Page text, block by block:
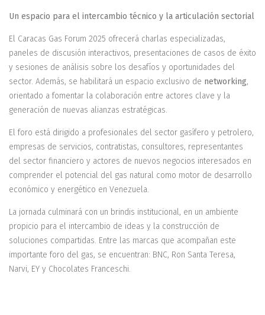
Un espacio para el intercambio técnico y la articulación sectorial
El Caracas Gas Forum 2025 ofrecerá charlas especializadas,
paneles de discusión interactivos, presentaciones de casos de éxito
y sesiones de análisis sobre los desafíos y oportunidades del
sector. Además, se habilitará un espacio exclusivo de networking,
orientado a fomentar la colaboración entre actores clave y la
generación de nuevas alianzas estratégicas.
El foro está dirigido a profesionales del sector gasífero y petrolero,
empresas de servicios, contratistas, consultores, representantes
del sector financiero y actores de nuevos negocios interesados en
comprender el potencial del gas natural como motor de desarrollo
económico y energético en Venezuela.
La jornada culminará con un brindis institucional, en un ambiente
propicio para el intercambio de ideas y la construcción de
soluciones compartidas. Entre las marcas que acompañan este
importante foro del gas, se encuentran: BNC, Ron Santa Teresa,
Narvi, EY y Chocolates Franceschi.